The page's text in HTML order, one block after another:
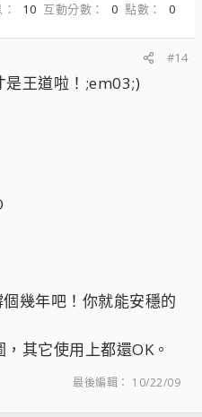
10 互動分數 0 點數
0
#14
是王道啦！;em03;)
幾年吧！你就能安穩的
其它使用上都還OK。
最後編輯： 10/22/09